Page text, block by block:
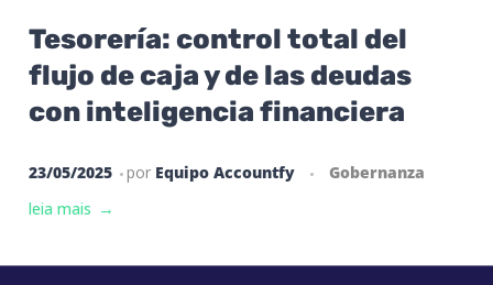
Tesorería: control total del
flujo de caja y de las deudas
con inteligencia financiera
23/05/2025 por Equipo Accountfy
Gobernanza
leia mais